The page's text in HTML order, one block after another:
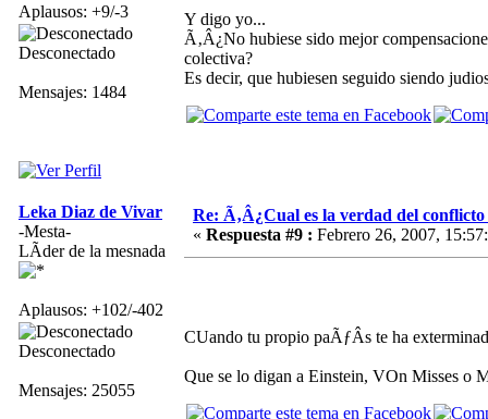
Aplausos: +9/-3
Desconectado
Mensajes: 1484
Y digo yo...
Ã‚Â¿No hubiese sido mejor
colectiva?
Es decir, que hubiesen seguido siendo
Leka Diaz de Vivar
-Mesta-
LÃ­der de la mesnada
Aplausos: +102/-402
Desconectado
Mensajes: 25055
Re: Ã‚Â¿Cual es la verdad del
« Respuesta #9 : Febrero 26, 2007,
CUando tu propio paÃƒÂ­s te ha
Que se lo digan a Einstein, VOn Misses o